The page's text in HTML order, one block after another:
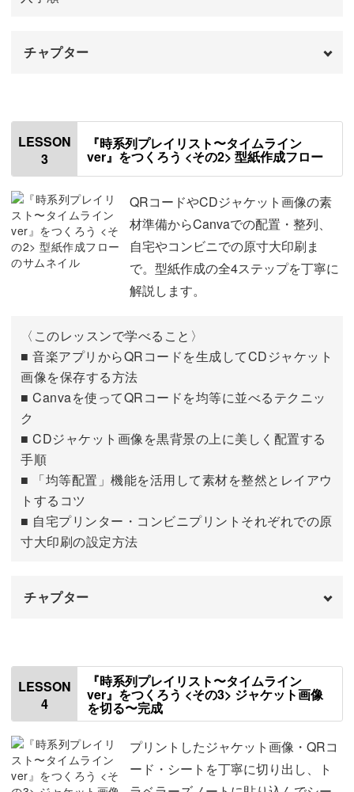
持ちや景色まで一緒に残すことができますよ。
戻れない日々や景色にも、音楽の記録を通していつでも旅
ができるようなノート。
完成したページをめくるだけで、歩んできた自分の足跡に
勇気づけられること間違いなしです♪
「ノートにまとめるセンスがない…」と感じる方も、ご安
心ください◎
講座では、書き込んで貼り付けるだけで素敵なページが完
成する、特製のテンプレートをご用意しています。
思い出の曲をピックアップするコツや、心の内側を言葉に
テンプレートの構成に沿って進めるだけで、どなたでもバ
実際に音楽を聴けるQRコードや、ジャケット写真を組み
合わせた、短時間で書けるシンプルな記録方法をご紹介し
ます。
チャプター
使用材料・道具
ノートの構成について 04:28
ワークスペースの書き方について 06:30
ワークスペースを記入する 12:07
位置付けを記入する 13:28
LESSON
3
『時系列プレイリスト〜タイムライン
ver』をつくろう <その2> 型紙作成フロー
QRコードやCDジャケット画像の素
材準備からCanvaでの配置・整列、
自宅やコンビニでの原寸大印刷ま
で。型紙作成の全4ステップを丁寧に
解説します。
〈このレッスンで学べること〉
■ 音楽アプリからQRコードを生成してCDジャケット
画像を保存する方法
■ Canvaを使ってQRコードを均等に並べるテクニッ
ク
■ CDジャケット画像を黒背景の上に美しく配置する
手順
■ 「均等配置」機能を活用して素材を整然とレイアウ
トするコツ
■ 自宅プリンター・コンビニプリントそれぞれでの原
寸大印刷の設定方法
チャプター
型紙作成フロー①（QRコード生成・ジャケ
ット画像保存）
型紙作成フロー②（QRコードをcanvaで1枚
に並べる）
型紙作成フロー③（CDジャケット画像を
10:39
LESSON
4
『時系列プレイリスト〜タイムライン
ver』をつくろう <その3> ジャケット画像
を切る〜完成
プリントしたジャケット画像・QRコ
ード・シートを丁寧に切り出し、ト